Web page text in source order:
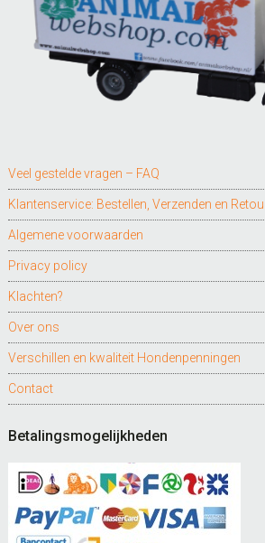
Veel gestelde vragen – FAQ
Klantenservice: Bestellen, Verzenden en
Algemene voorwaarden
Privacy policy
Klachten?
Over ons
Verschillen en kwaliteit Hondenpenningen
Contact
Betalingsmogelijkheden